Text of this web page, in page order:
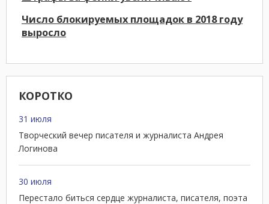
КОРОТКО
31 июля
Творческий вечер писателя и журналиста Андрея
Логинова
30 июля
Перестало биться сердце журналиста, писателя, поэта
Число блокируемых площадок в 2018 году
выросло